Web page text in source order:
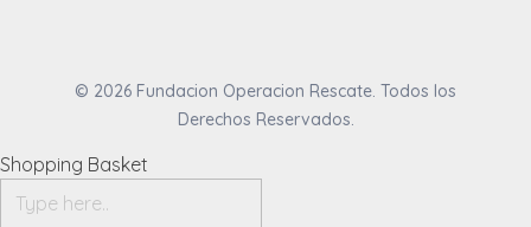
© 2026 Fundacion Operacion Rescate. Todos los
Derechos Reservados.
Shopping Basket